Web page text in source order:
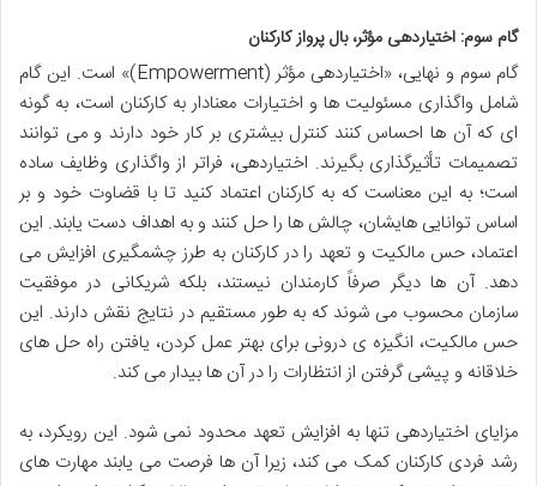
گام سوم: اختیاردهی مؤثر، بال پرواز کارکنان
گام سوم و نهایی، «اختیاردهی مؤثر (Empowerment)» است. این گام
شامل واگذاری مسئولیت ها و اختیارات معنادار به کارکنان است، به گونه
ای که آن ها احساس کنند کنترل بیشتری بر کار خود دارند و می توانند
تصمیمات تأثیرگذاری بگیرند. اختیاردهی، فراتر از واگذاری وظایف ساده
است؛ به این معناست که به کارکنان اعتماد کنید تا با قضاوت خود و بر
اساس توانایی هایشان، چالش ها را حل کنند و به اهداف دست یابند. این
اعتماد، حس مالکیت و تعهد را در کارکنان به طرز چشمگیری افزایش می
دهد. آن ها دیگر صرفاً کارمندان نیستند، بلکه شریکانی در موفقیت
سازمان محسوب می شوند که به طور مستقیم در نتایج نقش دارند. این
حس مالکیت، انگیزه ی درونی برای بهتر عمل کردن، یافتن راه حل های
خلاقانه و پیشی گرفتن از انتظارات را در آن ها بیدار می کند.
مزایای اختیاردهی تنها به افزایش تعهد محدود نمی شود. این رویکرد، به
رشد فردی کارکنان کمک می کند، زیرا آن ها فرصت می یابند مهارت های